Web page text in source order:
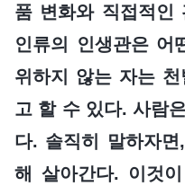
품 변화와 직접적인
인류의 인생관은 어
위하지 않는 자는
고 할 수 있다. 사람
다. 솔직히 말하자
해 살아간다. 이것